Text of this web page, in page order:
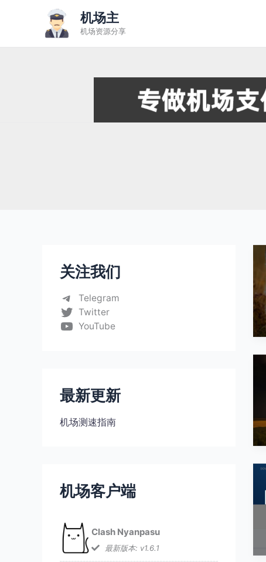
机场主
机场资源分享
关注我们
Telegram
Twitter
YouTube
最新更新
机场测速指南
机场客户端
Clash Nyanpasu
最新版本: v1.6.1